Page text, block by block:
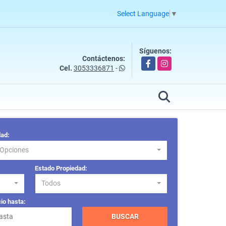
Select Language ▼
Contáctenos:
Cel. 3053336871 -
Síguenos:
FacebookInstagram
Estado Propiedad:
Todos
hasta:
BUSCAR